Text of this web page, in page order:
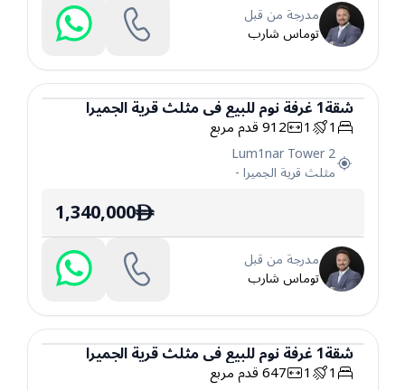
مدرجة من قبل
توماس شارب
شقة
شقة1غرفة نومللبيعفيمثلث قرية الجميرا
1
1
912قدم مربع
Lum1nar Tower 2
مثلث قرية الجميرا-
ê
1,340,000
مدرجة من قبل
توماس شارب
شقة
شقة1غرفة نومللبيعفيمثلث قرية الجميرا
1
1
647قدم مربع